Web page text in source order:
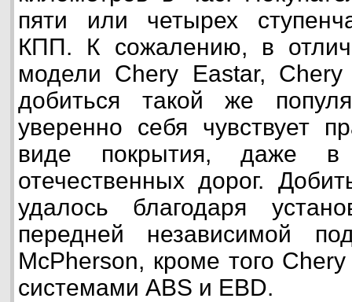
пяти или четырех
КПП. К сожалению, в
модели Chery Eastar,
добиться такой же
уверенно себя чувствует
виде покрытия, даже в
отечественных дорог.
удалось благодаря
передней независимой
McPherson, кроме того
системами ABS и EBD.